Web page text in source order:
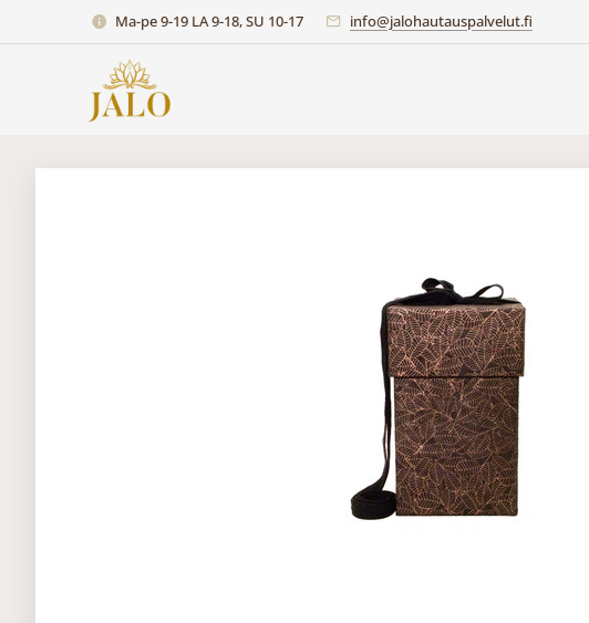
Ma-pe 9-19 LA 9-18, SU 10-17 info@jalohautauspalvelut.fi